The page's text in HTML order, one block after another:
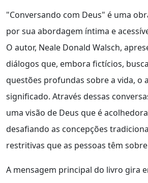
"Conversando com Deus" é uma
por sua abordagem íntima e
O autor, Neale Donald Walsch,
diálogos que, embora fictícios,
questões profundas sobre a vida, o
significado. Através dessas
uma visão de Deus que é
desafiando as concepções
restritivas que as pessoas têm
A mensagem principal do livro gira